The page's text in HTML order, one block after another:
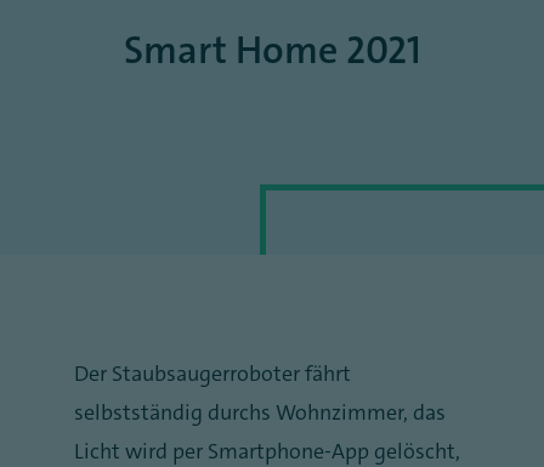
Smart Home 2021
Der Staubsaugerroboter fährt
selbstständig durchs Wohnzimmer, das
Licht wird per Smartphone-App gelöscht,